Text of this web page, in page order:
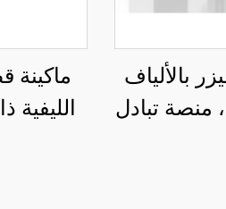
بالألياف
منصة تبادل
ماكينة
الليفية